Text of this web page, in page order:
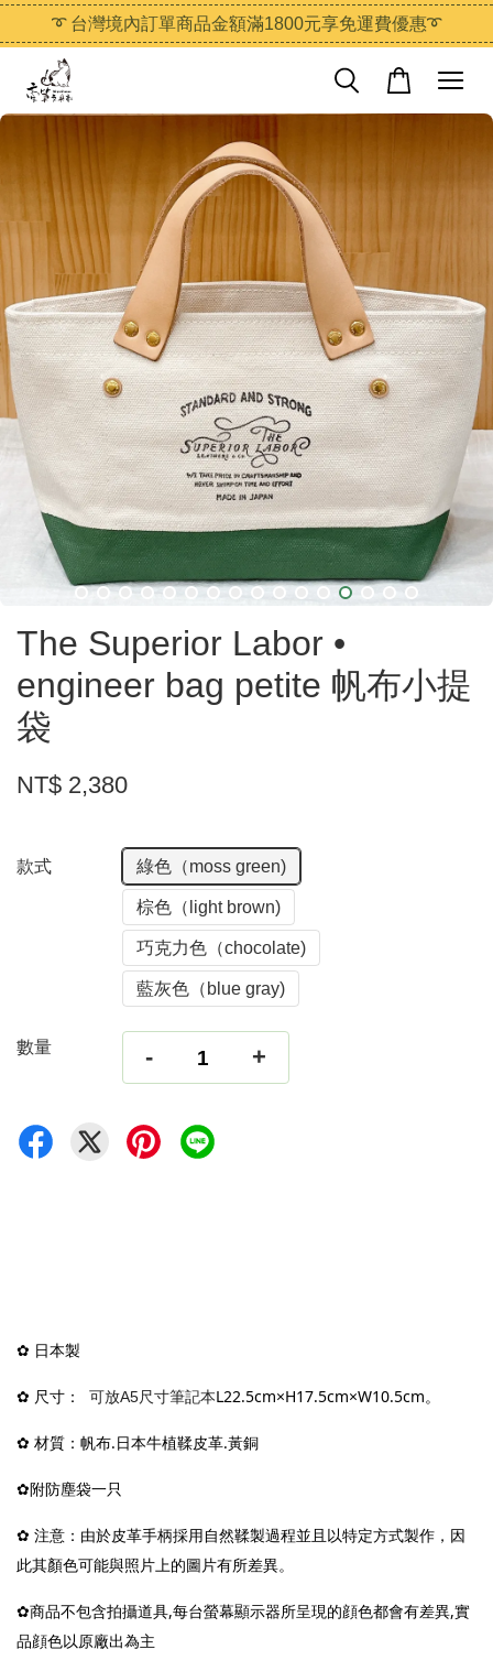
➰ 台灣境內訂單商品金額滿1800元享免運費優惠➰
The Superior Labor •
engineer bag petite 帆布小提
袋
NT$ 2,380
款式 綠色（moss green)
棕色（light brown)
巧克力色（chocolate)
藍灰色（blue gray)
數量 - +
✿ 日本製
✿ 尺寸： 可放A5尺寸筆記本L22.5cm×H17.5cm×W10.5cm。
✿ 材質：帆布.日本牛植鞣皮革.黃銅
✿附防塵袋一只
✿ 注意：由於皮革手柄採用自然鞣製過程並且以特定方式製作，因
此其顏色可能與照片上的圖片有所差異。
✿商品不包含拍攝道具,每台螢幕顯示器所呈現的顔色都會有差異,實
品顔色以原廠出為主